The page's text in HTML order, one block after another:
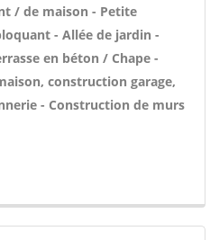
/ de maison - Petite
- Allée de jardin -
en béton / Chape -
construction garage,
- Construction de murs